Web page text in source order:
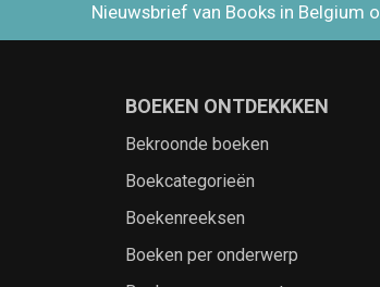
Nieuwsbrief van Books in Belgium
BOEKEN ONTDEKKKEN
Bekroonde boeken
Boekcategorieën
Boekenreeksen
Boeken per onderwerp